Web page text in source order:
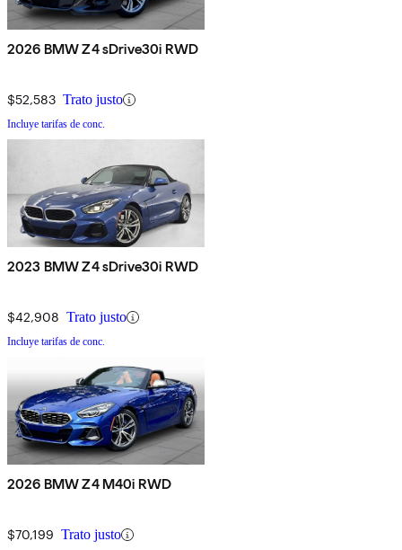
2026 BMW Z4 sDrive30i RWD
$52,583 Trato justo
Incluye tarifas de conc.
2023 BMW Z4 sDrive30i RWD
$42,908 Trato justo
Incluye tarifas de conc.
2026 BMW Z4 M40i RWD
$70,199 Trato justo